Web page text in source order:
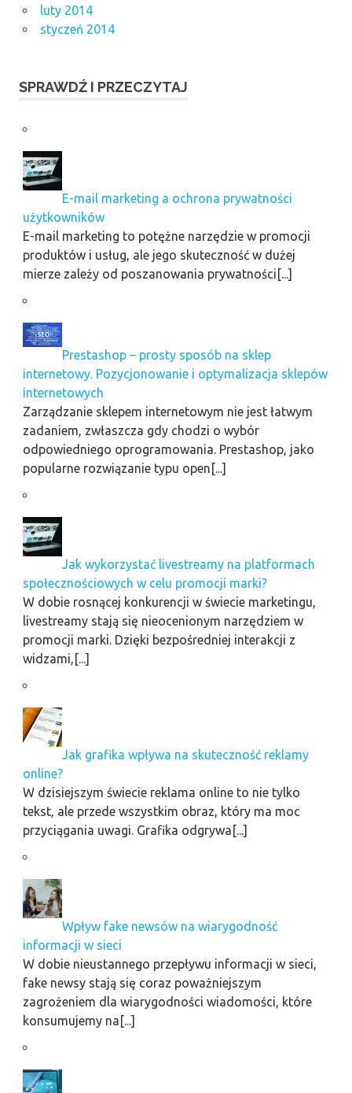
luty 2014
styczeń 2014
SPRAWDŹ I PRZECZYTAJ
E-mail marketing a ochrona prywatności
użytkowników
E-mail marketing to potężne narzędzie w promocji
produktów i usług, ale jego skuteczność w dużej
mierze zależy od poszanowania prywatności[...]
Prestashop – prosty sposób na sklep
internetowy. Pozycjonowanie i optymalizacja sklepów
internetowych
Zarządzanie sklepem internetowym nie jest łatwym
zadaniem, zwłaszcza gdy chodzi o wybór
odpowiedniego oprogramowania. Prestashop, jako
popularne rozwiązanie typu open[...]
Jak wykorzystać livestreamy na platformach
społecznościowych w celu promocji marki?
W dobie rosnącej konkurencji w świecie marketingu,
livestreamy stają się nieocenionym narzędziem w
promocji marki. Dzięki bezpośredniej interakcji z
widzami,[...]
Jak grafika wpływa na skuteczność reklamy
online?
W dzisiejszym świecie reklama online to nie tylko
tekst, ale przede wszystkim obraz, który ma moc
przyciągania uwagi. Grafika odgrywa[...]
Wpływ fake newsów na wiarygodność
informacji w sieci
W dobie nieustannego przepływu informacji w sieci,
fake newsy stają się coraz poważniejszym
zagrożeniem dla wiarygodności wiadomości, które
konsumujemy na[...]